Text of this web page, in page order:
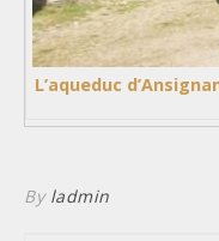
L’aqueduc
By ladmin